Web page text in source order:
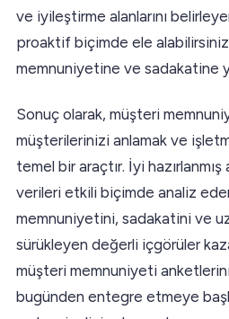
ve iyileştirme alanlarını
proaktif biçimde ele
memnuniyetine ve sadakatine
Sonuç olarak, müşteri
müşterilerinizi anlamak ve
temel bir araçtır. İyi
verileri etkili biçimde analiz
memnuniyetini, sadakatini ve
sürükleyen değerli içgörüler
müşteri memnuniyeti
bugünden entegre etmeye